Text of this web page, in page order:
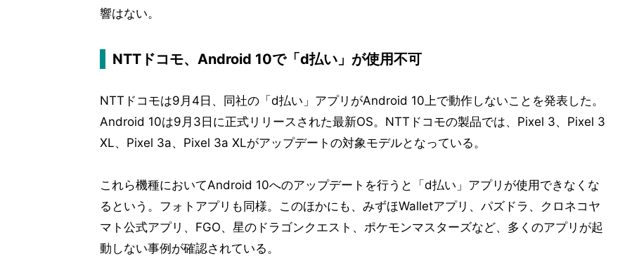
響はない。
NTTドコモ、Android 10で「d払い」が使用不可
NTTドコモは9月4日、同社の「d払い」アプリがAndroid 10上で動作しないことを発表した。
Android 10は9月3日に正式リリースされた最新OS。NTTドコモの製品では、Pixel 3、Pixel 3
XL、Pixel 3a、Pixel 3a XLがアップデートの対象モデルとなっている。
これら機種においてAndroid 10へのアップデートを行うと「d払い」アプリが使用できなくな
るという。フォトアプリも同様。このほかにも、みずほWalletアプリ、パズドラ、クロネコヤ
マト公式アプリ、FGO、星のドラゴンクエスト、ポケモンマスターズなど、多くのアプリが起
動しない事例が確認されている。